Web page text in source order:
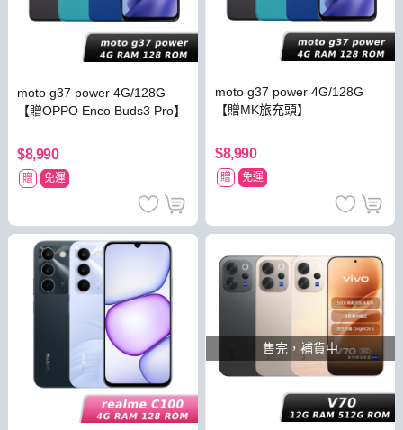
moto g37 power 4G/128G
【贈OPPO Enco Buds3 Pro】
$8,990
贈 免運
moto g37 power 4G/128G
【贈MK旅充頭】
$8,990
贈 免運
售完，補貨中